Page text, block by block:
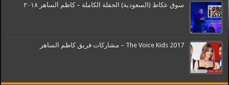
سوق عكاظ (السعودية) الحفلة الكاملة – كاظم الساهر ٢٠١٨
The Voice Kids 2017 – مشاركات فريق كاظم الساهر